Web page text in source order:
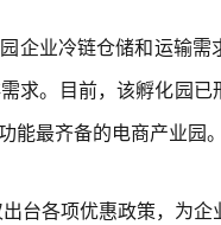
业冷链仓储和运输需
求。目前，该孵化园
能最齐备的电商产业园
各项优惠政策，为企